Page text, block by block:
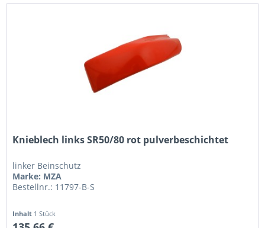
Knieblech links SR50/80 rot pulverbeschichtet
linker Beinschutz
Marke: MZA
Bestellnr.: 11797-B-S
Inhalt 1 Stück